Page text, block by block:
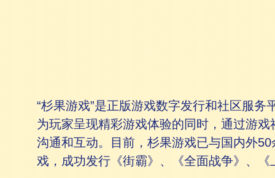
“杉果游戏”是正版游戏数字发行和社区服
为玩家呈现精彩游戏体验的同时，通过游
沟通和互动。目前，杉果游戏已与国内外
戏，成功发行《街霸》、《全面战争》、